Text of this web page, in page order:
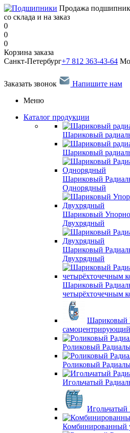
Продажа
со склада и на заказ
0
0
0
Корзина заказа
Санкт-Петербург+7 812 363-43-64
Заказать звонок
Напишите нам
Меню
Каталог продукции
Шариковый
Шариковый
Шариковый
Однорядный
Шариковый
Двухрядный
Шариковый
Двухрядный
Шариковый
четырёхточечным
Шариковый
Роликовый
Роликовый
Игольчатый
Комбинированный